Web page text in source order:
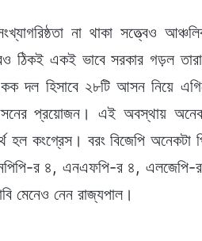
না থাকা সত্ত্বেও
ঠিকই একই ভাবে সরকার গড়ল
দল হিসাবে ২৮টি আসন নিয়ে
প্রয়োজন। এই অবস্থায় অনেক
হল কংগ্রেস। বরং বিজেপি অনেকটা
র ৪, এনএফপি-র ৪,
মেনেও নেন রাজ্যপাল।